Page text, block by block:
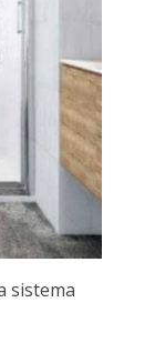
sistema